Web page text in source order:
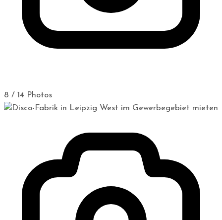
8 / 14 Photos